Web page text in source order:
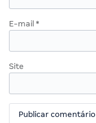
E-mail *
Site